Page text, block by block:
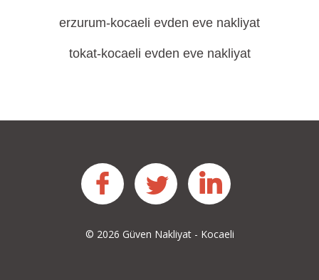
erzurum-kocaeli evden eve nakliyat
tokat-kocaeli evden eve nakliyat
© 2026 Güven Nakliyat - Kocaeli